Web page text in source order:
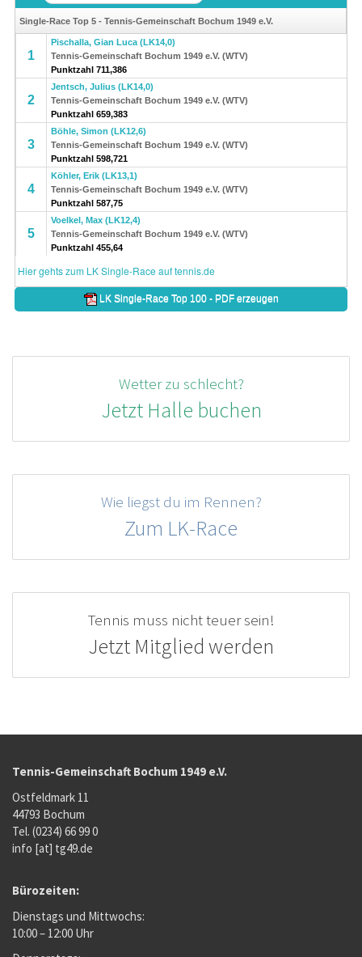
Wetter zu schlecht?
Jetzt Halle buchen
Wie liegst du im Rennen?
Zum LK-Race
Tennis muss nicht teuer sein!
Jetzt Mitglied werden
Tennis-Gemeinschaft Bochum 1949 e.V.
Ostfeldmark 11
44793 Bochum
Tel. (0234) 66 99 0
info [at] tg49.de
Bürozeiten:
Dienstags und Mittwochs:
10:00 – 12:00 Uhr